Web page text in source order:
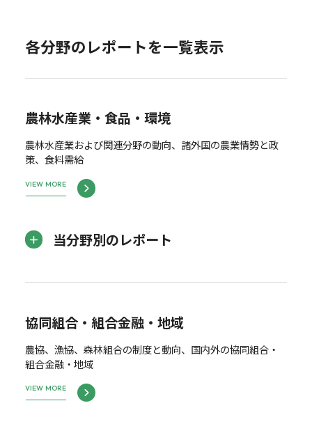
各分野のレポートを一覧表示
農林水産業・食品・環境
農林水産業および関連分野の動向、諸外国の農業情勢と政
策、食料需給
VIEW MORE
当分野別のレポート
協同組合・組合金融・地域
農協、漁協、森林組合の制度と動向、国内外の協同組合・
組合金融・地域
VIEW MORE